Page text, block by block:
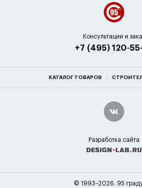
Консультации и
+7 (495) 120-
КАТАЛОГ ТОВАРОВ
Разработка сайта
© 1993–2026. 95